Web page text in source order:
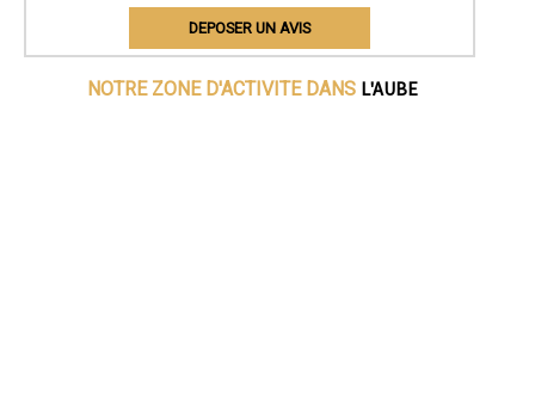
DEPOSER UN AVIS
NOTRE ZONE D'ACTIVITE DANS L'AUBE